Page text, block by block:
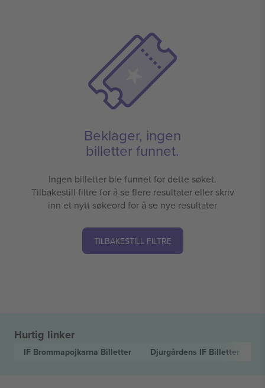
Beklager, ingen
billetter funnet.
Ingen billetter ble funnet for dette søket.
Tilbakestill filtre for å se flere resultater eller skriv
inn et nytt søkeord for å se nye resultater
TILBAKESTILL FILTRE
Hurtig linker
IF Brommapojkarna Billetter Djurgårdens IF Billetter